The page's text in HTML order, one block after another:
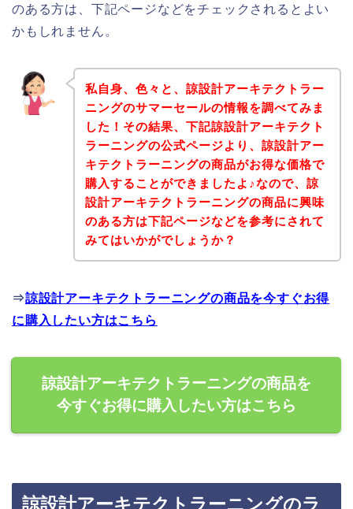
のある方は、下記ページなどをチェックされるとよい
かもしれません。
私自身、色々と、諒設計アーキテクトラー
ニングのサマーセールの情報を調べてみま
した！その結果、下記諒設計アーキテクト
ラーニングの公式ページより、諒設計アー
キテクトラーニングの商品がお得な価格で
購入することができましたよ♪なので、諒
設計アーキテクトラーニングの商品に興味
のある方は下記ページなどを参考にされて
みてはいかがでしょうか？
⇒諒設計アーキテクトラーニングの商品を今すぐお得
に購入したい方はこちら
諒設計アーキテクトラーニングの商品を
今すぐお得に購入したい方はこちら
諒設計アーキテクトラーニングのラ